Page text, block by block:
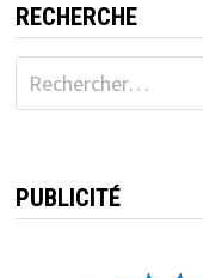
RECHERCHE
Rechercher :
PUBLICITÉ